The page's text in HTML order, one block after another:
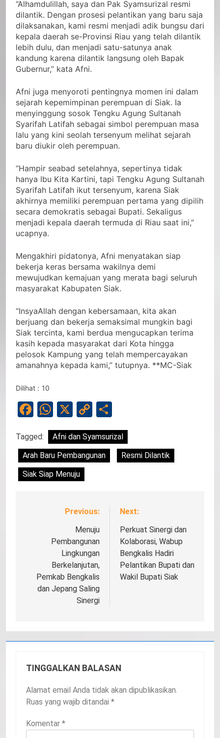
“Alhamdulillah, saya dan Pak Syamsurizal resmi
dilantik. Dengan prosesi pelantikan yang baru saja
dilaksanakan, kami resmi menjadi adik bungsu dari
kepala daerah se-Provinsi Riau yang telah dilantik
lebih dulu, dan menjadi satu-satunya anak
kandung karena dilantik langsung oleh Bapak
Gubernur,” kata Afni.
Afni juga menyoroti pentingnya momen ini dalam
sejarah kepemimpinan perempuan di Siak. Ia
menyinggung sosok Tengku Agung Sultanah
Syarifah Latifah sebagai simbol perempuan masa
lalu yang kini seolah tersenyum melihat sejarah
baru diukir oleh perempuan.
“Hampir seabad setelahnya, sepertinya tidak
hanya Ibu Kita Kartini, tapi Tengku Agung Sultanah
Syarifah Latifah ikut tersenyum, karena Siak
akhirnya memiliki perempuan pertama yang dipilih
secara demokratis sebagai Bupati. Sekaligus
menjadi kepala daerah termuda di Riau saat ini,”
ucapnya.
Mengakhiri pidatonya, Afni menyatakan siap
bekerja keras bersama wakilnya demi
mewujudkan kemajuan yang merata bagi seluruh
masyarakat Kabupaten Siak.
“InsyaAllah dengan kebersamaan, kita akan
berjuang dan bekerja semaksimal mungkin bagi
Siak tercinta, kami berdua mengucapkan terima
kasih kepada masyarakat dari Kota hingga
pelosok Kampung yang telah mempercayakan
amanahnya kepada kami,” tutupnya. **MC-Siak
Dilihat : 10
Facebook
WhatsApp
X
Copy
Link
Tagged:
Afni dan Syamsurizal
Arah Baru Pembangunan
Resmi Dilantik
Siak Siap Menuju
NavigasiPrevious:
Menuju
Pembangunan
Lingkungan
Berkelanjutan,
Pemkab Bengkalis
dan Jepang Saling
Sinergi
Next:
Perkuat Sinergi dan
Kolaborasi, Wabup
Bengkalis Hadiri
Pelantikan Bupati dan
Wakil Bupati Siak
TINGGALKAN BALASAN
Alamat email Anda tidak akan dipublikasikan.
Ruas yang wajib ditandai *
Komentar *